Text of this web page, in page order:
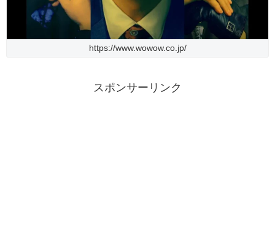
https://www.wowow.co.jp/
スポンサーリンク